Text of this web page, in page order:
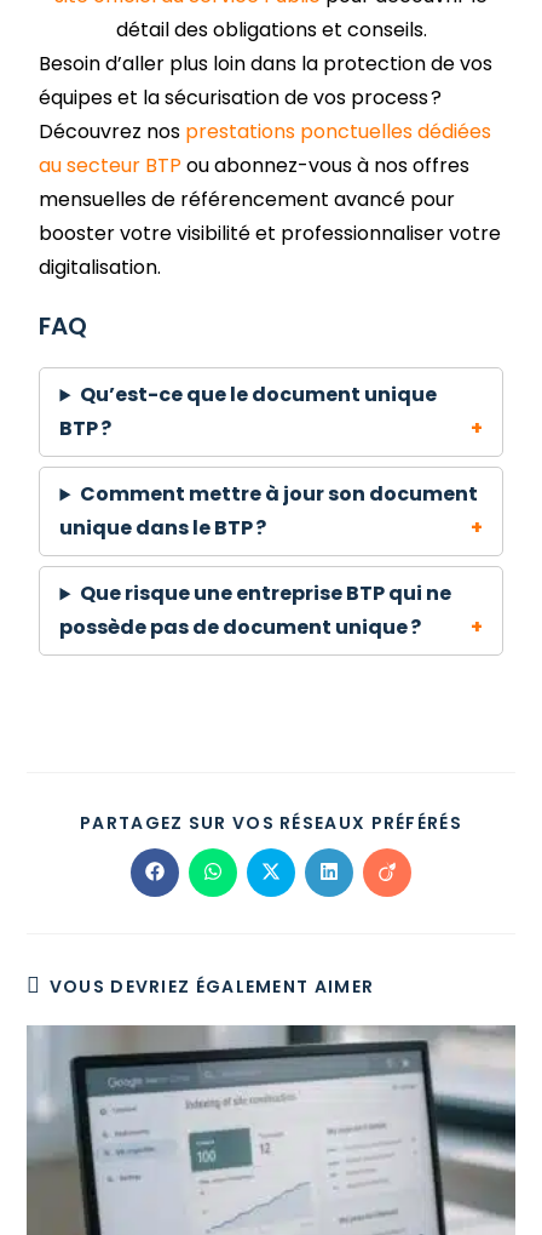
détail des obligations et conseils.
Besoin d’aller plus loin dans la protection de vos
équipes et la sécurisation de vos process ?
Découvrez nos prestations ponctuelles dédiées
au secteur BTP ou abonnez-vous à nos offres
mensuelles de référencement avancé pour
booster votre visibilité et professionnaliser votre
digitalisation.
FAQ
Qu’est-ce que le document unique
BTP ?
Comment mettre à jour son document
unique dans le BTP ?
Que risque une entreprise BTP qui ne
possède pas de document unique ?
PARTAGEZ SUR VOS RÉSEAUX PRÉFÉRÉS
VOUS DEVRIEZ ÉGALEMENT AIMER